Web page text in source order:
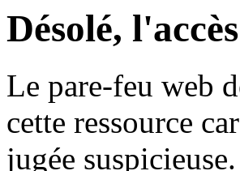
Désolé,
Le pare-feu web
cette ressource
jugée suspicieuse.